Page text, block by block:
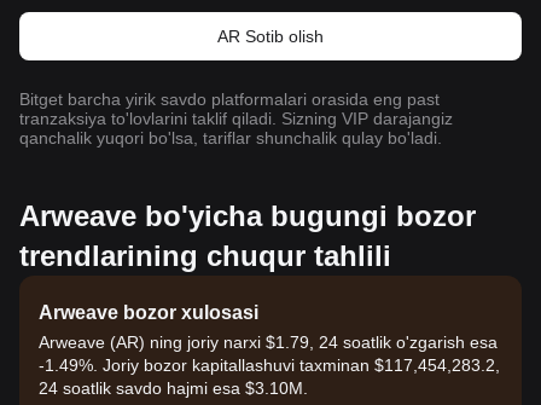
AR Sotib olish
Bitget barcha yirik savdo platformalari orasida eng past
tranzaksiya to'lovlarini taklif qiladi. Sizning VIP darajangiz
qanchalik yuqori bo'lsa, tariflar shunchalik qulay bo'ladi.
Arweave bo'yicha bugungi bozor
trendlarining chuqur tahlili
Arweave bozor xulosasi
Arweave (AR) ning joriy narxi $1.79, 24 soatlik o'zgarish esa
-1.49%. Joriy bozor kapitallashuvi taxminan $117,454,283.2,
24 soatlik savdo hajmi esa $3.10M.